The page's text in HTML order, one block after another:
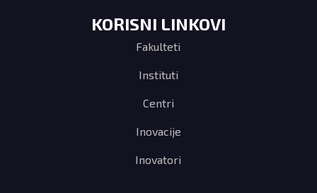
KORISNI LINKOVI
Fakulteti
Instituti
Centri
Inovacije
Inovatori